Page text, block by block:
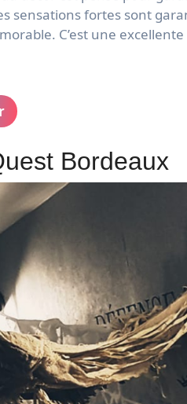
fortes sont
C’est une
Bordeaux